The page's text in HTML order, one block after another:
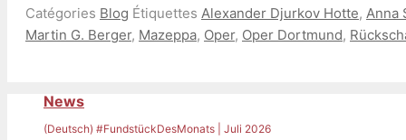
Catégories Blog Étiquettes Alexander Djurkov Hotte, Anna
Martin G. Berger, Mazeppa, Oper, Oper Dortmund,
News
(Deutsch) #FundstückDesMonats | Juli 2026